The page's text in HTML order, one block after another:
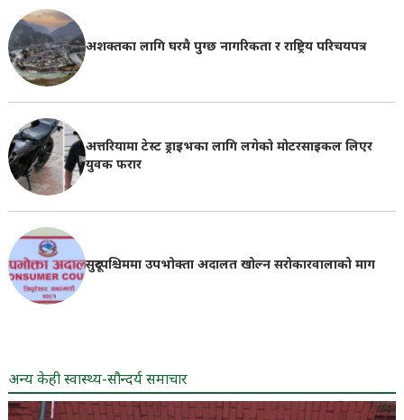
अशक्तका लागि घरमै पुग्छ नागरिकता र राष्ट्रिय परिचयपत्र
अत्तरियामा टेस्ट ड्राइभका लागि लगेको मोटरसाइकल लिएर
युवक फरार
सुदूरपश्चिममा उपभोक्ता अदालत खोल्न सरोकारवालाको माग
अन्य केही स्वास्थ्य-सौन्दर्य समाचार